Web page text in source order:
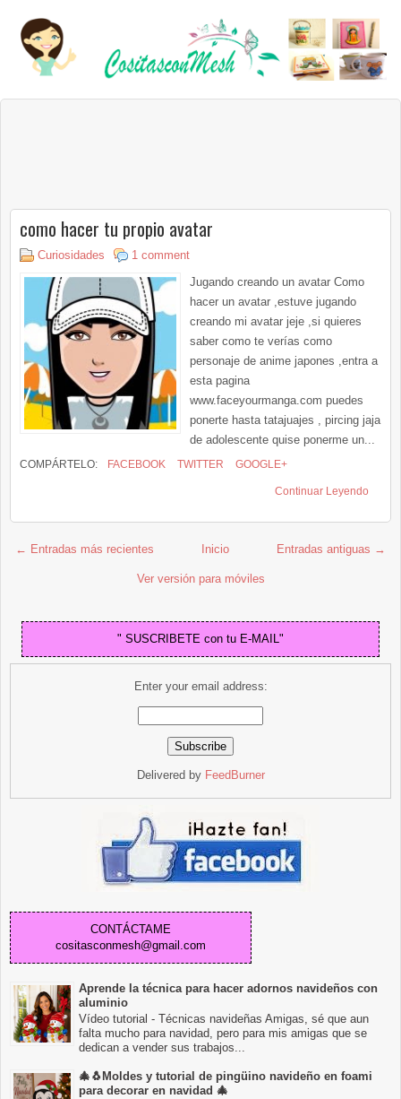
como hacer tu propio avatar
Curiosidades
1 comment
Jugando creando un avatar Como
hacer un avatar ,estuve jugando
creando mi avatar jeje ,si quieres
saber como te verías como
personaje de anime japones ,entra a
esta pagina
www.faceyourmanga.com puedes
ponerte hasta tatajuajes , pircing jaja
de adolescente quise ponerme un...
COMPÁRTELO: FACEBOOK TWITTER GOOGLE+
Continuar Leyendo
← Entradas más recientes Entradas antiguas →
Inicio
Ver versión para móviles
" SUSCRIBETE con tu E-MAIL"
Enter your email address:
Delivered by FeedBurner
CONTÁCTAME
cositasconmesh@gmail.com
Aprende la técnica para hacer adornos navideños con
aluminio
Vídeo tutorial - Técnicas navideñas Amigas, sé que aun
falta mucho para navidad, pero para mis amigas que se
dedican a vender sus trabajos...
🎄🐧Moldes y tutorial de pingüino navideño en foami
para decorar en navidad 🎄